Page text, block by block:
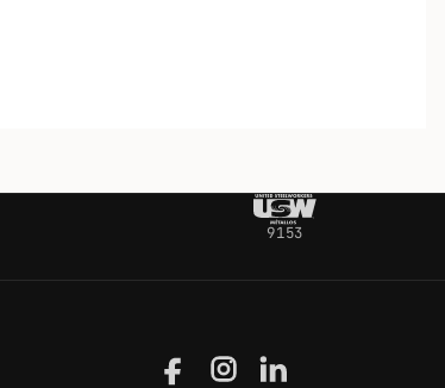
9153
FacebookInstagramLinkedIn